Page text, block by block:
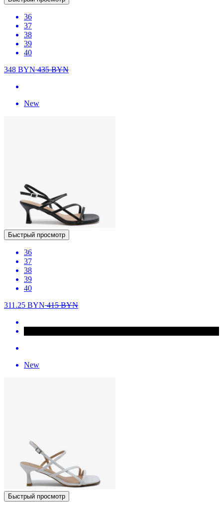
36
37
38
39
40
348 BYN435BYN
New
Быстрый просмотр
36
37
38
39
40
311.25 BYN415BYN
New
Быстрый просмотр